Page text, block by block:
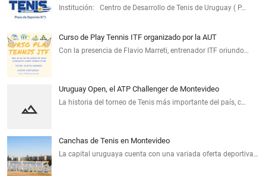
Institución: Centro de Desarrollo de Tenis de Uruguay ( P…
Curso de Play Tennis ITF organizado por la AUT
Con la presencia de Flavio Marreti, entrenador ITF oriundo…
Uruguay Open, el ATP Challenger de Montevideo
La historia del torneo de Tenis más importante del país, c…
Canchas de Tenis en Montevideo
La capital uruguaya cuenta con una variada oferta deportiva…